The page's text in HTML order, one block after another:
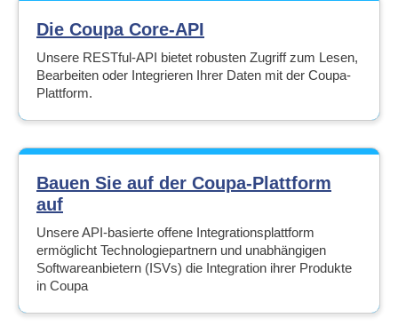
Die Coupa Core-API
Unsere RESTful-API bietet robusten Zugriff zum Lesen,
Bearbeiten oder Integrieren Ihrer Daten mit der Coupa-
Plattform.
Bauen Sie auf der Coupa-Plattform
auf
Unsere API-basierte offene Integrationsplattform
ermöglicht Technologiepartnern und unabhängigen
Softwareanbietern (ISVs) die Integration ihrer Produkte
in Coupa